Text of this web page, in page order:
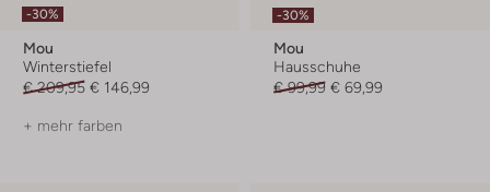
-30%
Mou
Winterstiefel
€ 209,95 € 146,99
+ mehr farben
-30%
Mou
Hausschuhe
€ 99,99 € 69,99